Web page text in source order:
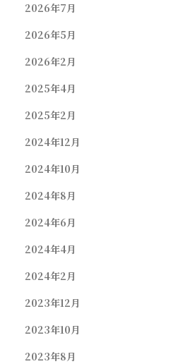
2026年7月
2026年5月
2026年2月
2025年4月
2025年2月
2024年12月
2024年10月
2024年8月
2024年6月
2024年4月
2024年2月
2023年12月
2023年10月
2023年8月